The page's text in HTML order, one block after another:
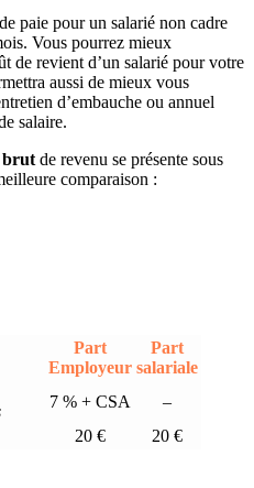
paie pour un salarié non cadre
Vous pourrez mieux
de revient d’un salarié pour votre
aussi de mieux vous
d’embauche ou annuel
salaire.
brut de revenu se présente sous
comparaison :
Part
Employeur
Part
salariale
7 % + CSA
–
20 € 20 €